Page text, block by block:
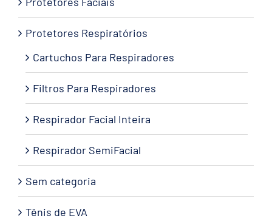
Protetores Respiratórios
Cartuchos Para Respiradores
Filtros Para Respiradores
Respirador Facial Inteira
Respirador SemiFacial
Sem categoria
Tênis de EVA